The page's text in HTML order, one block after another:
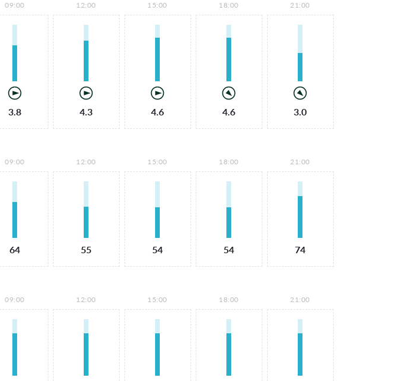
09:00
3.8
12:00
4.3
15:00
4.6
18:00
4.6
21:00
3.0
09:00
64
12:00
55
15:00
54
18:00
54
21:00
74
09:00 12:00 15:00 18:00 21:00